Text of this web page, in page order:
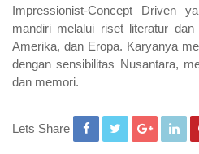
Impressionist-Concept Driven
mandiri melalui riset literatur
Amerika, dan Eropa. Karyanya
dengan sensibilitas Nusantara,
dan memori.
Lets Share